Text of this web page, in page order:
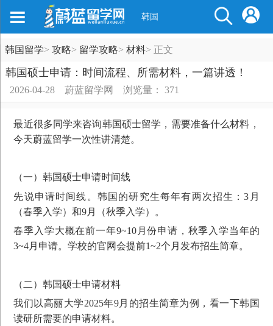
韩国
韩国留学> 攻略> 留学攻略> 材料> 正文
韩国硕士申请：时间流程、所需材料，一篇讲透！
2026-04-28 蔚蓝留学网 浏览量： 371
最近很多同学来咨询韩国硕士留学，需要准备什么材料，
今天蔚蓝留学一次性讲清楚。
（一）韩国硕士申请时间线
先说申请时间线。韩国的研究生每年有两次招生：3月
（春季入学）和9月（秋季入学）。
春季入学大概在前一年9~10月份申请，秋季入学当年的
3~4月申请。学校的官网会提前1~2个月发布招生简章。
（二）韩国硕士申请材料
我们以高丽大学2025年9月的招生简章为例，看一下韩国
读研所需要的申请材料。